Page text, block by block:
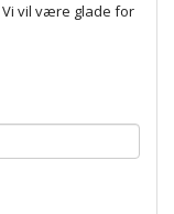
vil være glade for